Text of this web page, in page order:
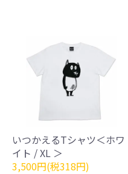
いつかえるTシャツ＜ホワ
イト / XL ＞
3,500円(税318円)